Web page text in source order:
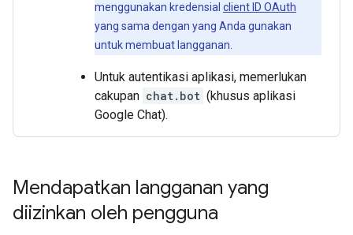
menggunakan kredensial client ID OAuth
yang sama dengan yang Anda gunakan
untuk membuat langganan.
Untuk autentikasi aplikasi, memerlukan
cakupan chat.bot (khusus aplikasi
Google Chat).
Mendapatkan langganan yang
diizinkan oleh pengguna